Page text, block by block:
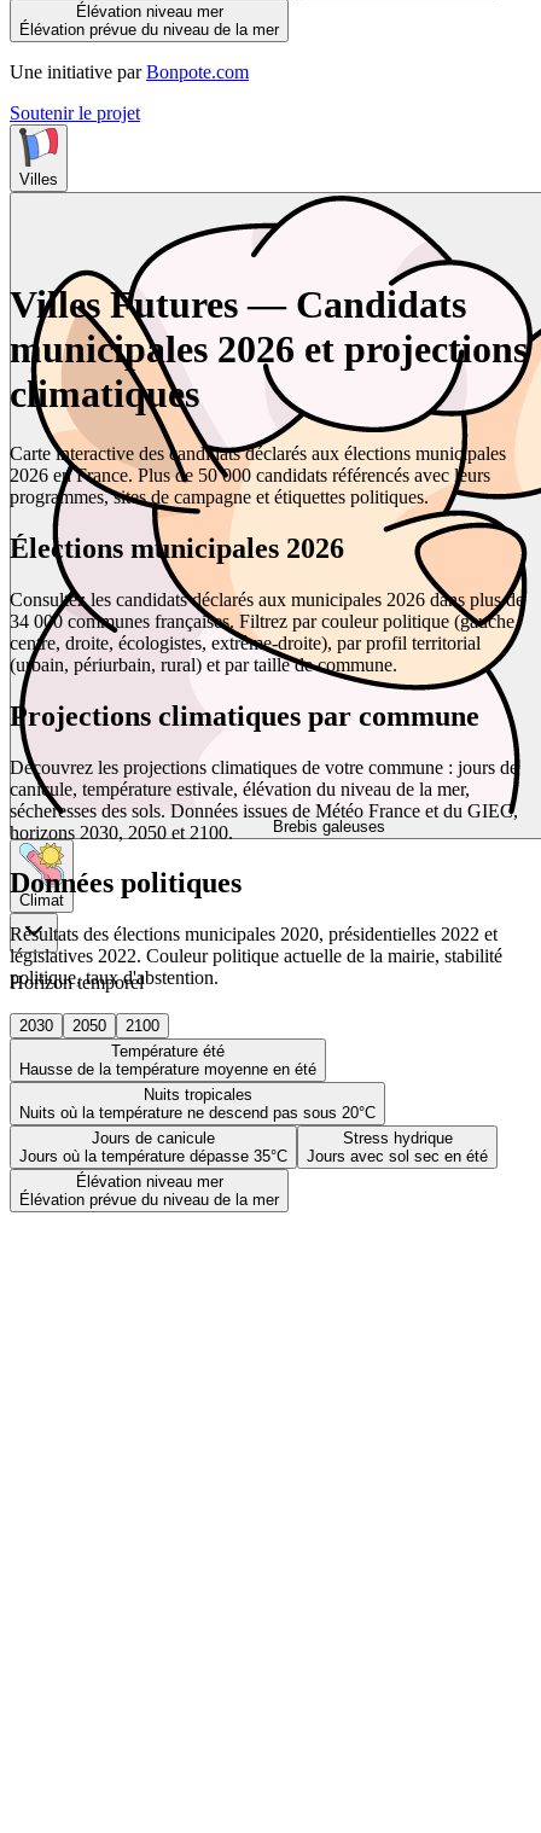
Élévation niveau mer
Élévation prévue du niveau de la mer
Une initiative par Bonpote.com
Soutenir le projet
Villes
Brebis galeuses
Climat
Horizon temporel
2030 2050
2100
Température été
Hausse de la température moyenne en été
Nuits tropicales
Nuits où la température ne descend pas sous 20°C
Jours de canicule
Jours où la température dépasse 35°C
Stress hydrique
Jours avec sol sec en été
Élévation niveau mer
Élévation prévue du niveau de la mer
Villes Futures — Candidats
municipales 2026 et projections
climatiques
Carte interactive des candidats déclarés aux élections municipales
2026 en France. Plus de 50 000 candidats référencés avec leurs
programmes, sites de campagne et étiquettes politiques.
Élections municipales 2026
Consultez les candidats déclarés aux municipales 2026 dans plus de
34 000 communes françaises. Filtrez par couleur politique (gauche,
centre, droite, écologistes, extrême-droite), par profil territorial
(urbain, périurbain, rural) et par taille de commune.
Projections climatiques par commune
Découvrez les projections climatiques de votre commune : jours de
canicule, température estivale, élévation du niveau de la mer,
sécheresses des sols. Données issues de Météo France et du GIEC,
horizons 2030, 2050 et 2100.
Données politiques
Résultats des élections municipales 2020, présidentielles 2022 et
législatives 2022. Couleur politique actuelle de la mairie, stabilité
politique, taux d'abstention.